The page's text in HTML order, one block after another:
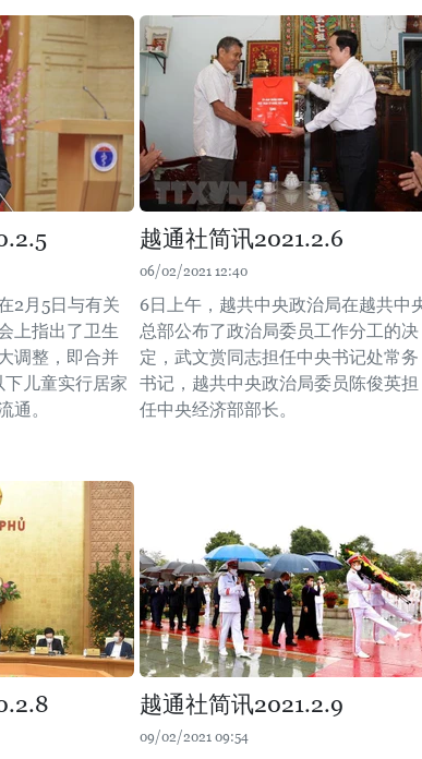
2月5日与有关
上指出了卫生
调整，即合并
儿童实行居家
通。
越通社简讯2021.2.6
06/02/2021 12:40
6日上午，越共中央政治局在越共中
总部公布了政治局委员工作分工的决
定，武文赏同志担任中央书记处常务
书记，越共中央政治局委员陈俊英担
任中央经济部部长。
越通社简讯2021.2.9
09/02/2021 09:54